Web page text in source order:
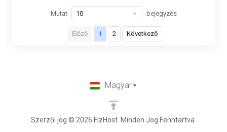
Előző 1 2 Következő
Mutat bejegyzés
Szerzői jog © 2026 FizHost. Minden Jog Fenntartva.
Magyar